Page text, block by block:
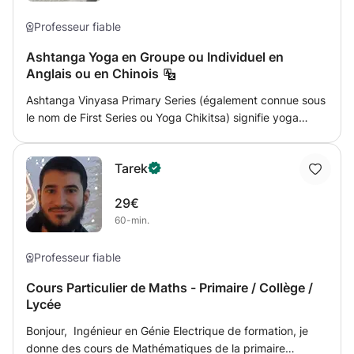
très cool, alors, si vous êtes prêts, on va s'éclater !!
Professeur fiable
Ashtanga Yoga en Groupe ou Individuel en
Anglais ou en Chinois
Ashtanga Vinyasa Primary Series (également connue sous
le nom de First Series ou Yoga Chikitsa) signifie yoga
pratique yogique plus profonde - à la fois physique et
méditative. Ashtanga Yoga est une séquence définie de
diverses postures ou postures de Hatha Yoga associées à
un ensemble particulier de techniques de respiration
développée par le célèbre maître de Hatha Yoga du
Primary Series est un ancien texte de Hatha yoga connu
sous le nom de «Yoga Korunta». Cette ancienne série de
yoga est pratiquée avec des techniques de respiration
synchronisée (Vinyasa) qui favorisent le «flux de
Tarek
29€
60-min.
Professeur fiable
Cours Particulier de Maths - Primaire / Collège /
Lycée
Bonjour, Ingénieur en Génie Electrique de formation, je
donne des cours de Mathématiques de la primaire